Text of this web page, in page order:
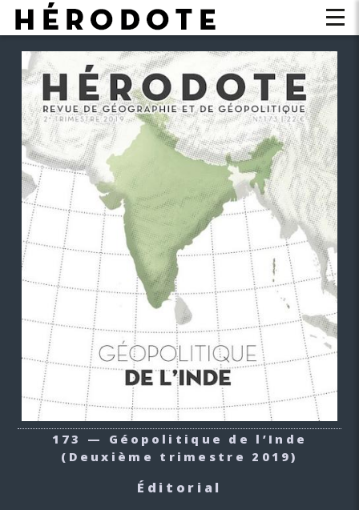
173 — Géopolitique de l’Inde
(Deuxième trimestre 2019)
Éditorial